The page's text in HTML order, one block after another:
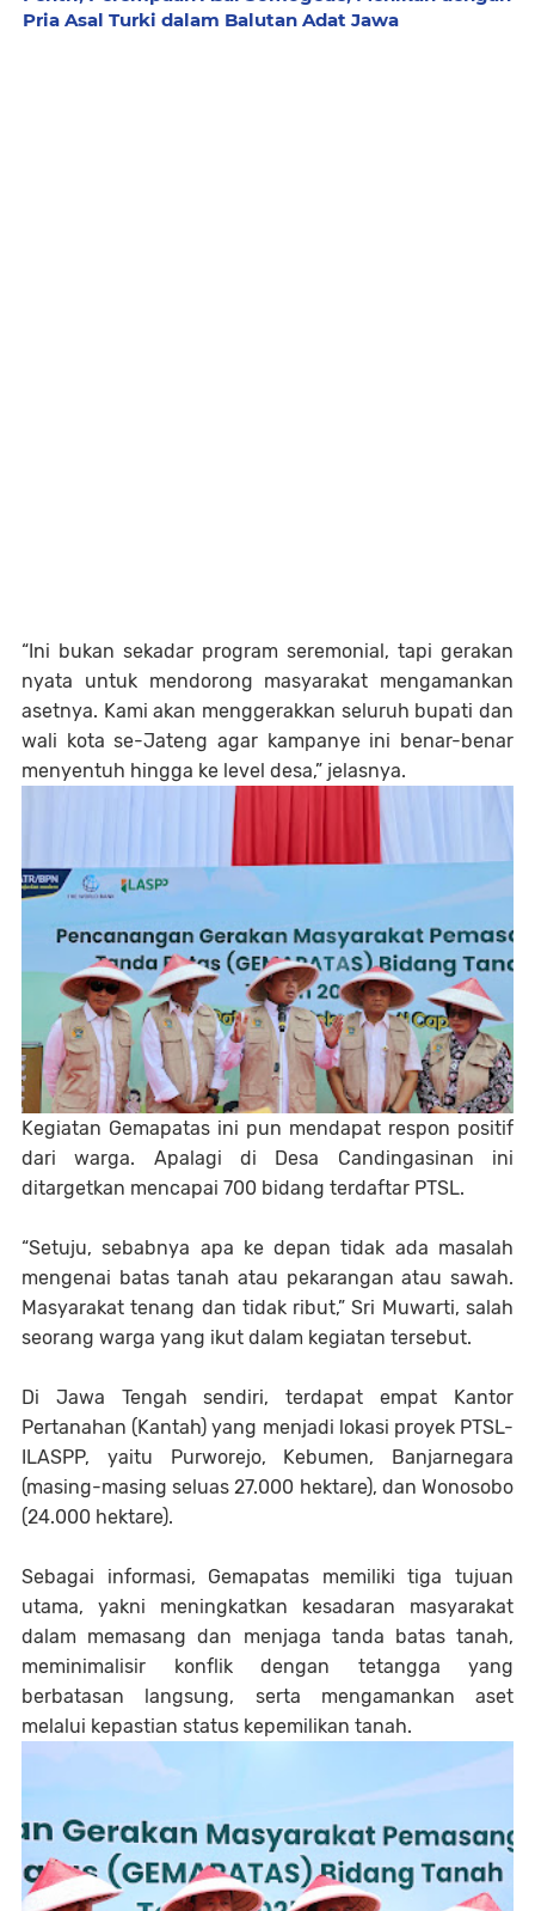
Pria Asal Turki dalam Balutan Adat Jawa
“Ini bukan sekadar program seremonial, tapi gerakan
nyata untuk mendorong masyarakat mengamankan
asetnya. Kami akan menggerakkan seluruh bupati dan
wali kota se-Jateng agar kampanye ini benar-benar
menyentuh hingga ke level desa,” jelasnya.
Kegiatan Gemapatas ini pun mendapat respon positif
dari warga. Apalagi di Desa Candingasinan ini
ditargetkan mencapai 700 bidang terdaftar PTSL.
“Setuju, sebabnya apa ke depan tidak ada masalah
mengenai batas tanah atau pekarangan atau sawah.
Masyarakat tenang dan tidak ribut,” Sri Muwarti, salah
seorang warga yang ikut dalam kegiatan tersebut.
Di Jawa Tengah sendiri, terdapat empat Kantor
Pertanahan (Kantah) yang menjadi lokasi proyek PTSL-
ILASPP, yaitu Purworejo, Kebumen, Banjarnegara
(masing-masing seluas 27.000 hektare), dan Wonosobo
(24.000 hektare).
Sebagai informasi, Gemapatas memiliki tiga tujuan
utama, yakni meningkatkan kesadaran masyarakat
dalam memasang dan menjaga tanda batas tanah,
meminimalisir konflik dengan tetangga yang
berbatasan langsung, serta mengamankan aset
melalui kepastian status kepemilikan tanah.